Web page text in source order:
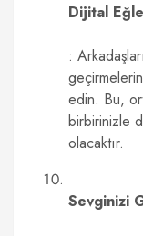
Dijital
:
edin. Bu,
birbirinizle
olacaktır.
Sevginizi